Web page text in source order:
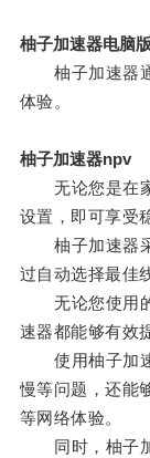
柚子加速器电脑
柚子加速器通
体验。
柚子加速器npv
无论您是在家
设置，即可享受
柚子加速器采
过自动选择最佳
无论您使用的
速器都能够有效
使用柚子加速
慢等问题，还能
等网络体验。
同时，柚子加